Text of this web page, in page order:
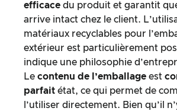
efficace du produit et garantit
arrive intact chez le client.
matériaux recyclables pour
extérieur est particulièrement
indique une philosophie
Le contenu de l’emballage est
parfait état, ce qui permet de
l’utiliser directement. Bien qu’il